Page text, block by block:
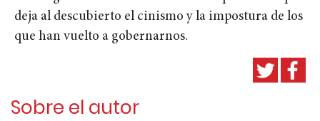
deja al descubierto el cinismo y la impostura de los
que han vuelto a gobernarnos.
Sobre el autor